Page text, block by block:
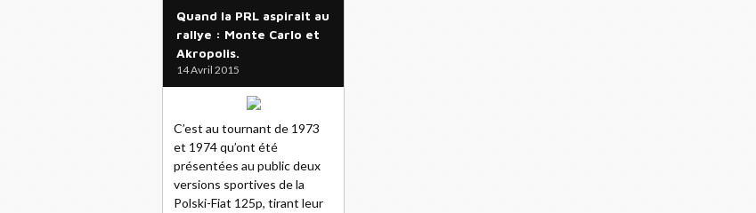
Quand la PRL aspirait au
rallye : Monte Carlo et
Akropolis.
14 Avril 2015
C’est au tournant de 1973
et 1974 qu’ont été
présentées au public deux
versions sportives de la
Polski-Fiat 125p, tirant leur